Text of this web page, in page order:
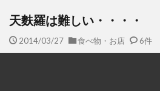
天麩羅は難しい・・・・
2014/03/27 食べ物・お店 6件
マレーシア動画
備忘録
動画 日本人村